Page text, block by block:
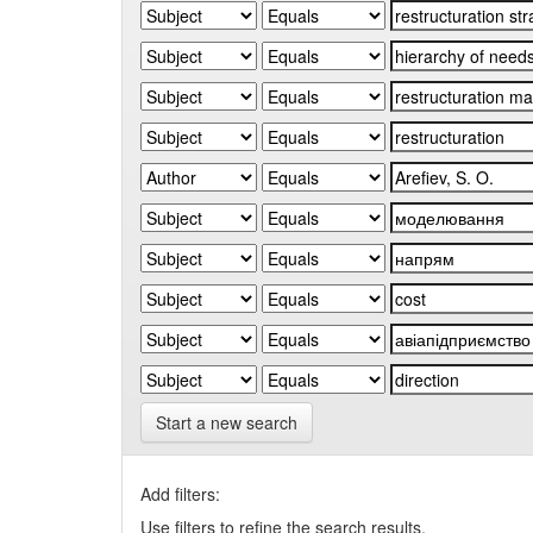
Start a new search
Add filters:
Use filters to refine the search results.